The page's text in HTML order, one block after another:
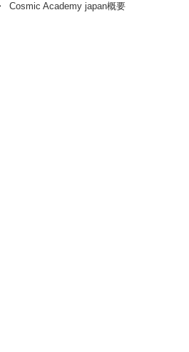
Cosmic Academy japan概要